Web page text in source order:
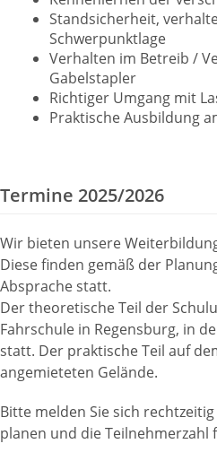
Standsicherheit,
Schwerpunktlage
Verhalten im Betreib /
Gabelstapler
Richtiger Umgang mit
Praktische Ausbildung
Termine 2025/2026
Wir bieten unsere
Diese finden gemäß der
Absprache statt.
Der theoretische Teil der
Fahrschule in Regensburg, in
statt. Der praktische Teil auf
angemieteten Gelände.
Bitte melden Sie sich
planen und die Teilnehmerzahl